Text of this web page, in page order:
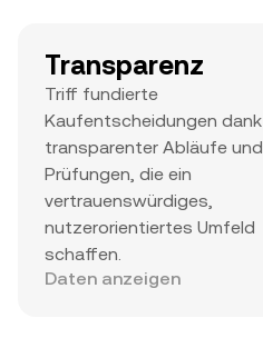
Transparenz
Triff fundierte
Kaufentscheidungen dank
transparenter Abläufe und
Prüfungen, die ein
vertrauenswürdiges,
nutzerorientiertes Umfeld
schaffen.
Daten anzeigen